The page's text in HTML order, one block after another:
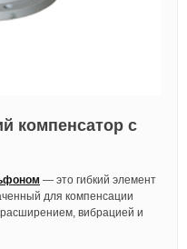
компенсатор с
— это гибкий элемент
для компенсации
вибрацией и